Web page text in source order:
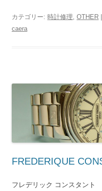
カテゴリー: 時計修理 OTHER
caera
FREDERIQUE
フレデリック コンスタン